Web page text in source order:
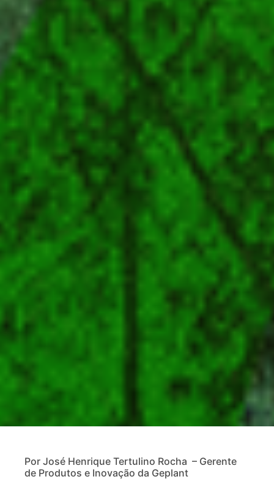
Por José Henrique Tertulino Rocha – Gerente
de Produtos e Inovação da Geplant